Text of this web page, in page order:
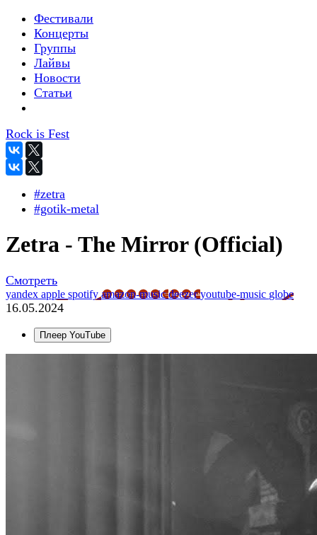
Фестивали
Концерты
Группы
Лайвы
Новости
Статьи
Rock is Fest
#zetra
#gotik-metal
Zetra - The Mirror (Official)
Смотреть
yandex apple spotifyamazon-musicdeezeryoutube-music globe
16.05.2024
Плеер YouTube